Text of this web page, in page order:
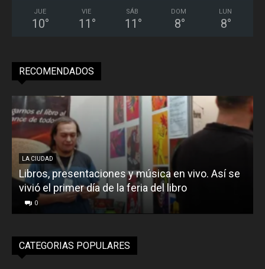
JUE
10°
VIE
11 °
SÁB
11 °
DOM
8°
LUN
8°
RECOMENDADOS
LA CIUDAD
Libros, presentaciones y música en vivo. Así se
vivió el primer día de la feria del libro
0
CATEGORIAS POPULARES